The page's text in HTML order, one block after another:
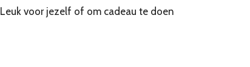
Leuk voor jezelf of om cadeau te doen